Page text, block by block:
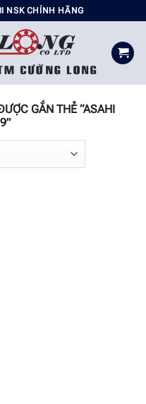
NSK CHÍNH HÃNG
GẮN THẺ “ASAHI